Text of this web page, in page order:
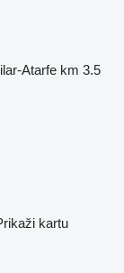
Atarfe km 3.5
kartu